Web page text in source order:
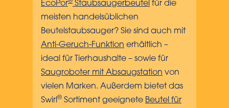
EcoPor Staubsaugerbeutel für die
meisten handelsüblichen
Beutelstaubsauger? Sie sind auch mit
Anti-Geruch-Funktion erhältlich –
ideal für Tierhaushalte – sowie für
Saugroboter mit Absaugstation von
vielen Marken. Außerdem bietet das
Swirl ® Sortiment geeignete Beutel für